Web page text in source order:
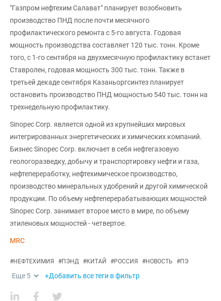
"Газпром нефтехим Салават" планирует возобновить
производство ПНД после почти месячного
профилактического ремонта с 5-го августа. Годовая
мощность производства составляет 120 тыс. тонн. Кроме
того, с 1-го сентября на двухмесячную профилактику встанет
Ставролен, годовая мощность 300 тыс. тонн. Также в
третьей декаде сентября Казаньоргсинтез планирует
остановить производство ПНД мощностью 540 тыс. тонн на
трехнедельную профилактику.
Sinopec Corp. является одной из крупнейших мировых
интегрированных энергетических и химических компаний.
Бизнес Sinopec Corp. включает в себя нефтегазовую
геологоразведку, добычу и транспортировку нефти и газа,
нефтепереработку, нефтехимическое производство,
производство минеральных удобрений и другой химической
продукции. По объему нефтеперерабатывающих мощностей
Sinopec Corp. занимает второе место в мире, по объему
этиленовых мощностей - четвертое.
MRC
#НЕФТЕХИМИЯ #ПЭНД #КИТАЙ #РОССИЯ #НОВОСТЬ #ПЭ
Еще 5 +Добавить все теги в фильтр